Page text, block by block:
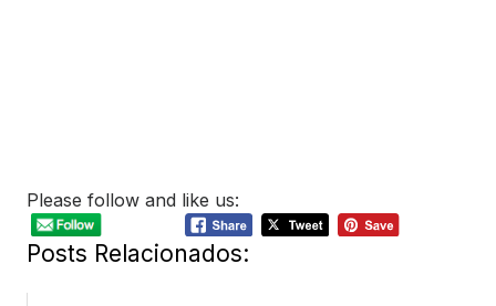
Please follow and like us:
Posts Relacionados: